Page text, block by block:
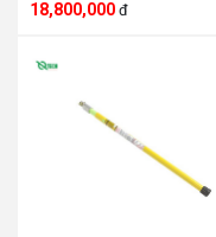
18,800,000 đ